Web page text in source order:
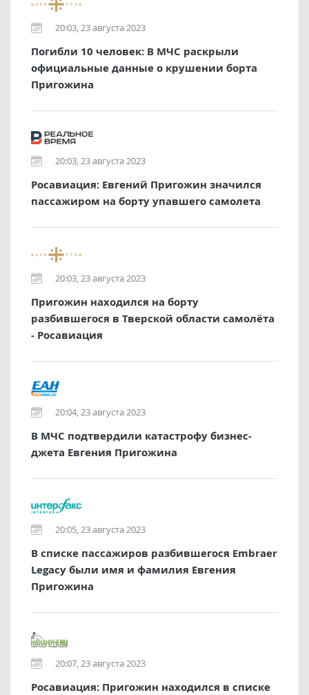
20:03, 23 августа 2023
Погибли 10 человек: В МЧС раскрыли
официальные данные о крушении борта
Пригожина
20:03, 23 августа 2023
Росавиация: Евгений Пригожин значился
пассажиром на борту упавшего самолета
20:03, 23 августа 2023
Пригожин находился на борту
разбившегося в Тверской области самолёта
- Росавиация
20:04, 23 августа 2023
В МЧС подтвердили катастрофу бизнес-
джета Евгения Пригожина
20:05, 23 августа 2023
В списке пассажиров разбившегося Embraer
Legacy были имя и фамилия Евгения
Пригожина
20:07, 23 августа 2023
Росавиация: Пригожин находился в списке